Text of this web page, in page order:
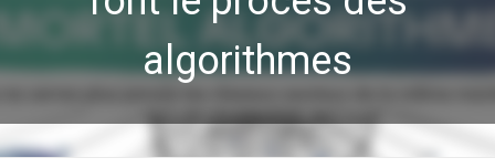
algorithmes